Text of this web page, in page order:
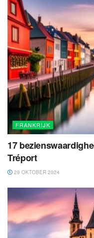
FRANKRIJK
17
Tréport
29 OKTOBER 2024